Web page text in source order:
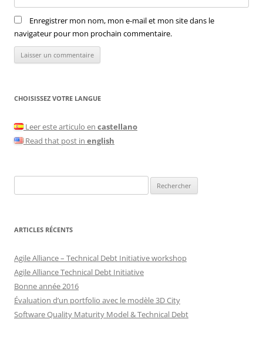
Enregistrer mon nom, mon e-mail et mon site dans le
navigateur pour mon prochain commentaire.
CHOISISSEZ VOTRE LANGUE
Leer este articulo en castellano
Read that post in english
ARTICLES RÉCENTS
Agile Alliance – Technical Debt Initiative workshop
Agile Alliance Technical Debt Initiative
Bonne année 2016
Évaluation d’un portfolio avec le modèle 3D City
Software Quality Maturity Model & Technical Debt